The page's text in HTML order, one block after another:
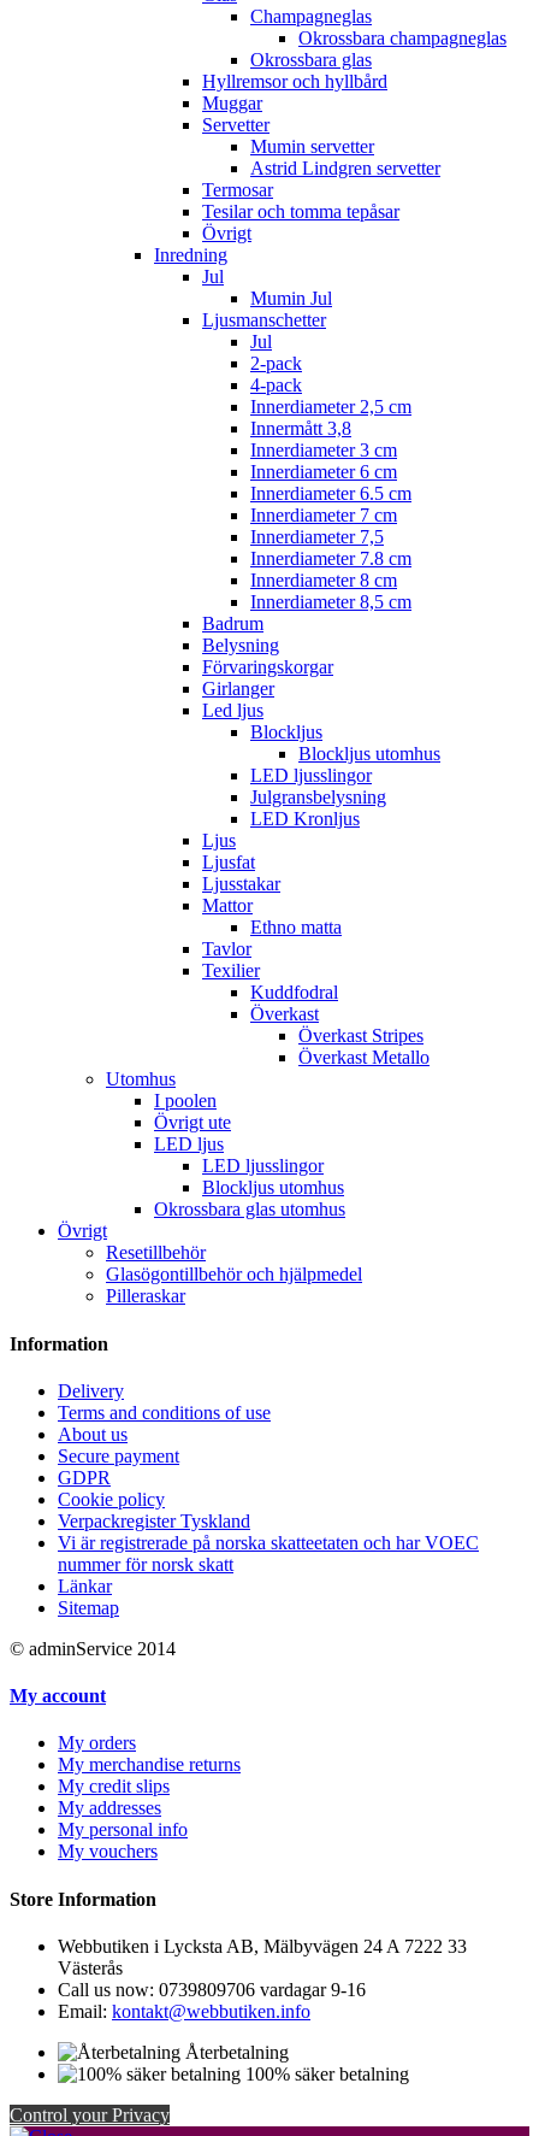
Champagneglas
Okrossbara champagneglas
Okrossbara glas
Hyllremsor och hyllbård
Muggar
Servetter
Mumin servetter
Astrid Lindgren servetter
Termosar
Tesilar och tomma tepåsar
Övrigt
Inredning
Jul
Mumin Jul
Ljusmanschetter
Jul
2-pack
4-pack
Innerdiameter 2,5 cm
Innermått 3,8
Innerdiameter 3 cm
Innerdiameter 6 cm
Innerdiameter 6.5 cm
Innerdiameter 7 cm
Innerdiameter 7,5
Innerdiameter 7.8 cm
Innerdiameter 8 cm
Innerdiameter 8,5 cm
Badrum
Belysning
Förvaringskorgar
Girlanger
Led ljus
Blockljus
Blockljus utomhus
LED ljusslingor
Julgransbelysning
LED Kronljus
Ljus
Ljusfat
Ljusstakar
Mattor
Ethno matta
Tavlor
Texilier
Kuddfodral
Överkast
Överkast Stripes
Överkast Metallo
Utomhus
I poolen
Övrigt ute
LED ljus
LED ljusslingor
Blockljus utomhus
Okrossbara glas utomhus
Övrigt
Resetillbehör
Glasögontillbehör och hjälpmedel
Pilleraskar
Information
Delivery
Terms and conditions of use
About us
Secure payment
GDPR
Cookie policy
Verpackregister Tyskland
Vi är registrerade på norska skatteetaten och har VOEC
nummer för norsk skatt
Länkar
Sitemap
© adminService 2014
My account
My orders
My merchandise returns
My credit slips
My addresses
My personal info
My vouchers
Store Information
Webbutiken i Lycksta AB, Mälbyvägen 24 A 7222 33
Västerås
Call us now: 0739809706 vardagar 9-16
Email: kontakt@webbutiken.info
Återbetalning
100% säker betalning
Control your Privacy